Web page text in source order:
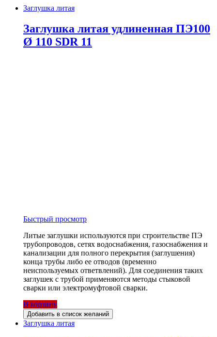
Заглушка литая
Заглушка литая удлиненная ПЭ100
Ø 110 SDR 11
Быстрый просмотр
Литые заглушки используются при строительстве ПЭ
трубопроводов, сетях водоснабжения, газоснабжения и
канализации для полного перекрытия (заглушения)
конца трубы либо ее отводов (временно
неиспользуемых ответвлений). Для соединения таких
заглушек с трубой применяются методы стыковой
сварки или электромуфтовой сварки.
В корзину
Добавить в список желаний
Заглушка литая